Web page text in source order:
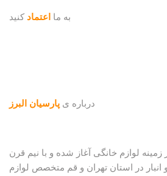
درباره ی پارسیان البرز
ما از سال 1348 در زمینه لوازم خانگی آغاز شده و با نیم قرن
انبار در استان تهران و قم متخصص لوازم
به ما اعتماد کنید